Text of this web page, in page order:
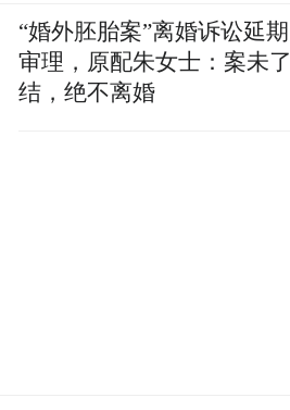
“婚外胚胎案”离婚诉讼延期
审理，原配朱女士：案未了
结，绝不离婚